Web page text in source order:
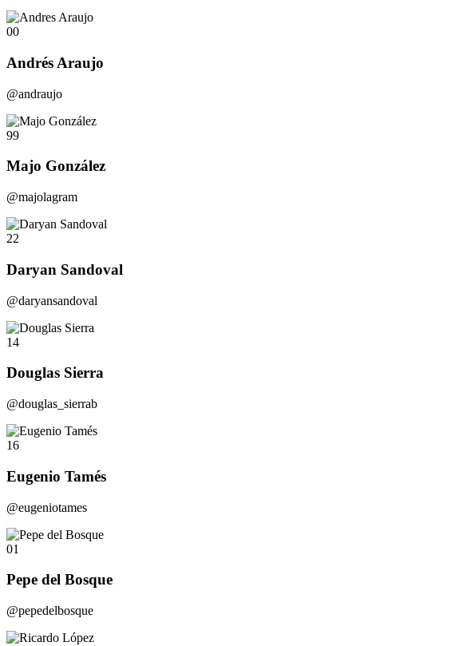
00
Andrés Araujo
@andraujo
99
Majo González
@majolagram
22
Daryan Sandoval
@daryansandoval
14
Douglas Sierra
@douglas_sierrab
16
Eugenio Tamés
@eugeniotames
01
Pepe del Bosque
@pepedelbosque